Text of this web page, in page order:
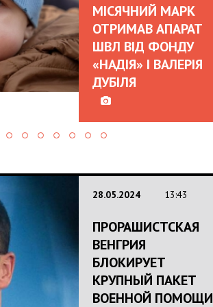
МІСЯЧНИЙ МАРК
ОТРИМАВ АПАРАТ
ШВЛ ВІД ФОНДУ
«НАДІЯ» І ВАЛЕРІЯ
ДУБІЛЯ
28.05.2024 13:43
ПРОРАШИСТСКАЯ
ВЕНГРИЯ
БЛОКИРУЕТ
КРУПНЫЙ ПАКЕТ
ВОЕННОЙ ПОМОЩИ